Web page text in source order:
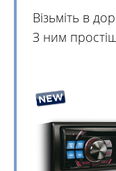
Візьміть в
З ним